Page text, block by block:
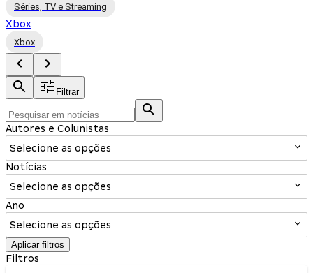
Séries, TV e Streaming
Xbox
Xbox
Filtrar
Autores e Colunistas
Selecione as opções
Notícias
Selecione as opções
Ano
Selecione as opções
Aplicar filtros
Filtros